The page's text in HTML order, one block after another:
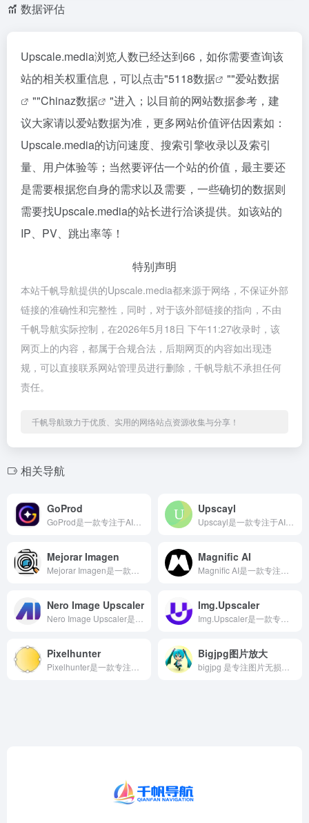
数据评估
Upscale.media浏览人数已经达到66，如你需要查询该
站的相关权重信息，可以点击"5118数据 ""爱站数据
""Chinaz数据
"进入；以目前的网站数据参考，建
议大家请以爱站数据为准，更多网站价值评估因素如：
Upscale.media的访问速度、搜索引擎收录以及索引
量、用户体验等；当然要评估一个站的价值，最主要还
是需要根据您自身的需求以及需要，一些确切的数据则
需要找Upscale.media的站长进行洽谈提供。如该站的
IP、PV、跳出率等！
特别声明
本站千帆导航提供的Upscale.media都来源于网络，不保证外部
链接的准确性和完整性，同时，对于该外部链接的指向，不由
千帆导航实际控制，在2026年5月18日 下午11:27收录时，该
网页上的内容，都属于合规合法，后期网页的内容如出现违
规，可以直接联系网站管理员进行删除，千帆导航不承担任何
责任。
千帆导航致力于优质、实用的网络站点资源收集与分享！
相关导航
GoProd Upscayl
Mejorar Imagen Magnific AI
Nero Image Upscaler Img.Upscaler
Pixelhunter Bigjpg图片放大